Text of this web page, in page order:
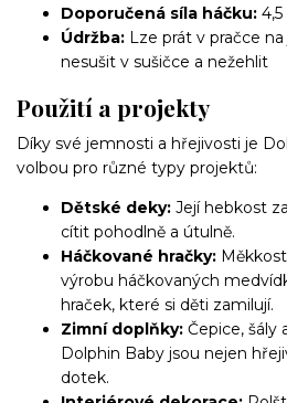
Doporučená síla háčku:
Údržba: Lze prát v pračce
nesušit v sušičce a nežehlit
Použití a projekty
Díky své jemnosti a hřejivosti je
volbou pro různé typy projektů:
Dětské deky: Její hebkost
cítit pohodlně a útulně.
Háčkované hračky:
výrobu háčkovaných
hraček, které si děti zamilují.
Zimní doplňky: Čepice, šály
Dolphin Baby jsou nejen
dotek.